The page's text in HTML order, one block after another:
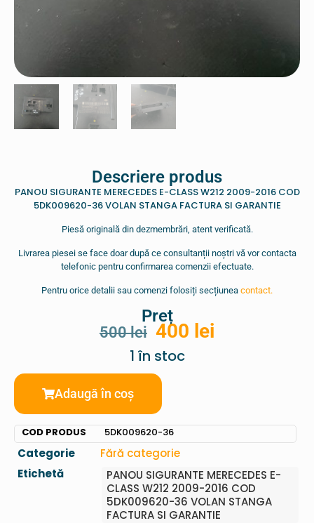
Descriere produs
PANOU SIGURANTE MERECEDES E-CLASS W212 2009-2016 COD
5DK009620-36 VOLAN STANGA FACTURA SI GARANTIE
Piesă originală din dezmembrări, atent verificată.
Livrarea piesei se face doar după ce consultanții noștri vă vor contacta
telefonic pentru confirmarea comenzii efectuate.
Pentru orice detalii sau comenzi folosiți secțiunea contact.
Preț
500lei 400 lei
1 în stoc
Adaugă în coș
COD PRODUS 5DK009620-36
Categorie
Fără categorie
Etichetă
PANOU SIGURANTE MERECEDES E-
CLASS W212 2009-2016 COD
5DK009620-36 VOLAN STANGA
FACTURA SI GARANTIE